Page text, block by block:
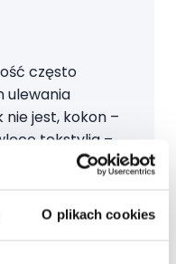
O plikach cookies
często
ulewania
jest, kokon –
tekstylia –
Warto więc
aby przedmiot